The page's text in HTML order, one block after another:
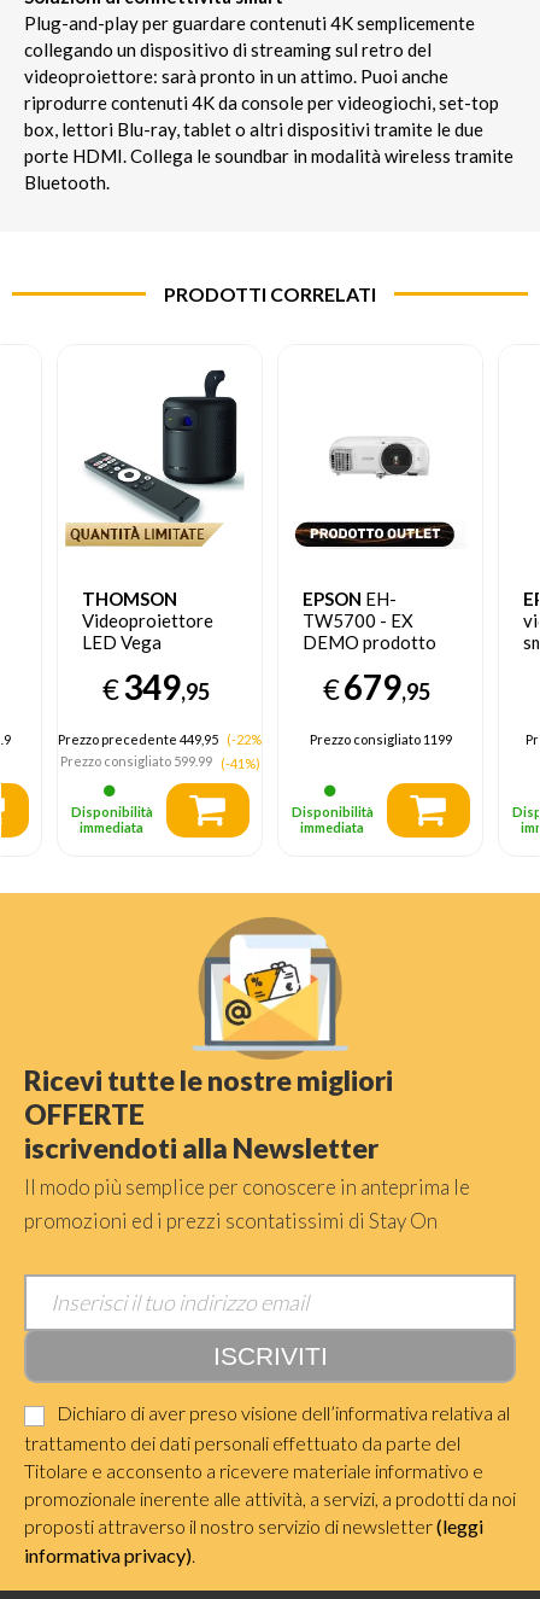
Plug-and-play per guardare contenuti 4K semplicemente
collegando un dispositivo di streaming sul retro del
videoproiettore: sarà pronto in un attimo. Puoi anche
riprodurre contenuti 4K da console per videogiochi, set-top
box, lettori Blu-ray, tablet o altri dispositivi tramite le due
porte HDMI. Collega le soundbar in modalità wireless tramite
Bluetooth.
PRODOTTI CORRELATI
THOMSON
Videoproiettore
LED Vega
Full HD
€349,95
Prezzo precedente 449,95
(-22%)
Prezzo consigliato599.99 (-41%)
Disponibilità
immediata
EPSON EH-
TW5700 - EX
DEMO prodotto
aperto
€679,95
Prezzo consigliato1199
Disponibilità
immediata
Ricevi tutte le nostre migliori
OFFERTE
iscrivendoti alla Newsletter
Il modo più semplice per conoscere in anteprima le
promozioni ed i prezzi scontatissimi di Stay On
Dichiaro di aver preso visione dell’informativa relativa al
trattamento dei dati personali effettuato da parte del
Titolare e acconsento a ricevere materiale informativo e
promozionale inerente alle attività, a servizi, a prodotti da noi
proposti attraverso il nostro servizio di newsletter(leggi
informativa privacy)